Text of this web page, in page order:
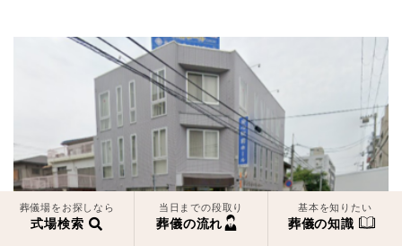
兵庫県
葬儀場をお探しなら
式場検索
当日までの段取り
葬儀の流れ
基本を知りたい
葬儀の知識